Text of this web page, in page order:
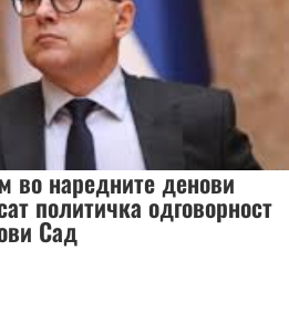
во наредните денови
политичка одговорност
Сад